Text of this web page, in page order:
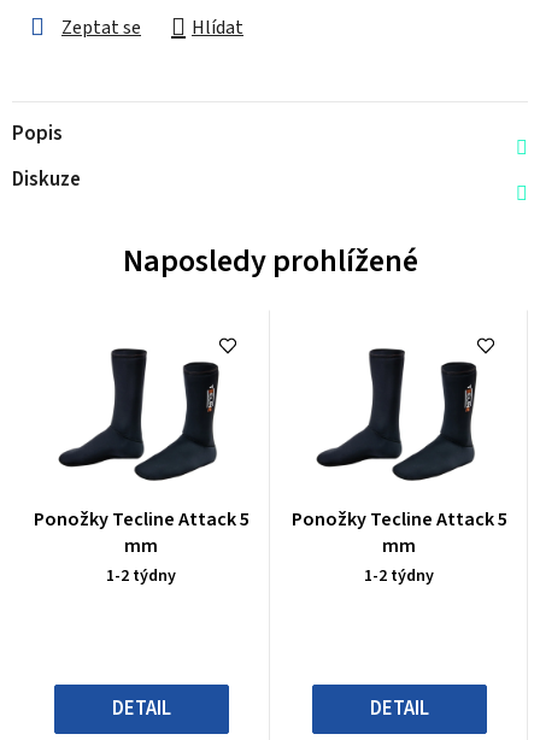
Zeptat se Hlídat
Popis
Diskuze
Naposledy prohlížené
Průměrné
hodnocení
produktu
hvězdiček.
Ponožky Tecline Attack 5
mm
1-2 týdny
DETAIL
Průměrné
hodnocení
produktu
hvězdiček.
Ponožky Tecline Attack 5
mm
1-2 týdny
DETAIL